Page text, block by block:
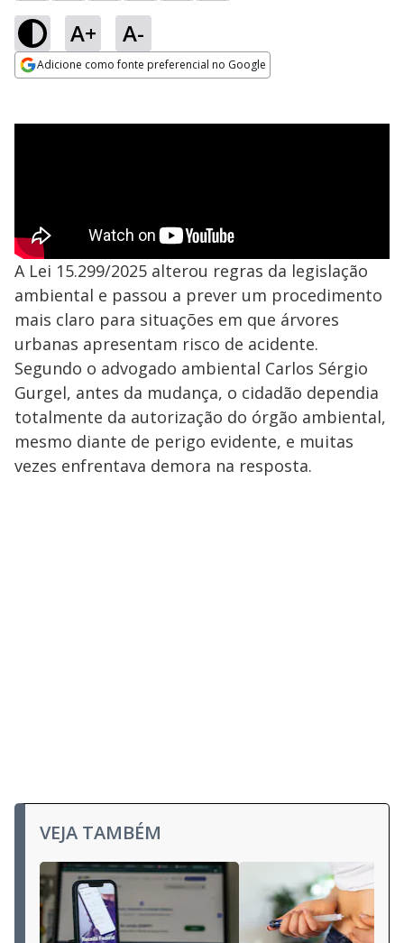
A+ A-
Adicione como fonte preferencial no Google
A Lei 15.299/2025 alterou regras da legislação
ambiental e passou a prever um procedimento
mais claro para situações em que árvores
urbanas apresentam risco de acidente.
Segundo o advogado ambiental Carlos Sérgio
Gurgel, antes da mudança, o cidadão dependia
totalmente da autorização do órgão ambiental,
mesmo diante de perigo evidente, e muitas
vezes enfrentava demora na resposta.
VEJA TAMBÉM